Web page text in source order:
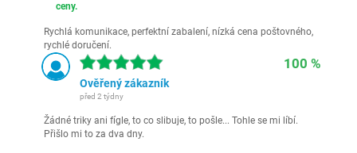
ceny.
Rychlá komunikace, perfektní zabalení, nízká cena poštovného,
rychlé doručení.
100 %
Ověřený zákazník
před 2 týdny
Žádné triky ani fígle, to co slibuje, to pošle... Tohle se mi líbí.
Přišlo mi to za dva dny.